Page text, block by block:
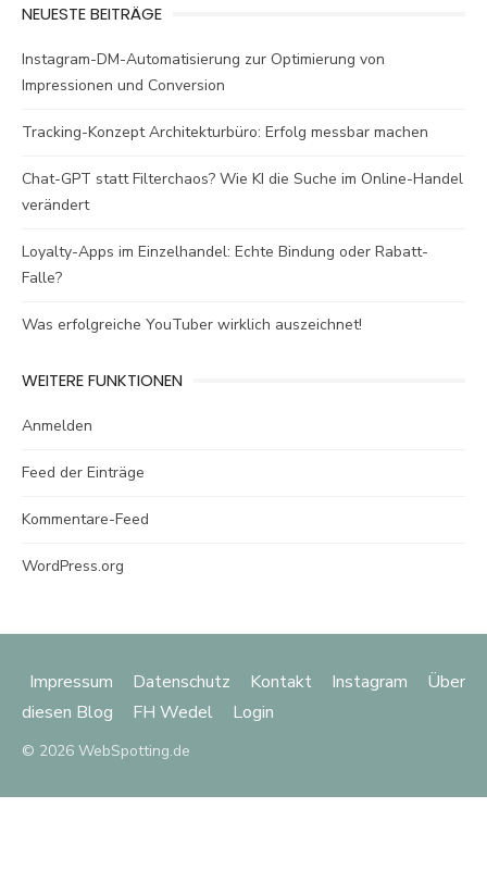
NEUESTE BEITRÄGE
Instagram-DM-Automatisierung zur Optimierung von
Impressionen und Conversion
Tracking-Konzept Architekturbüro: Erfolg messbar machen
Chat-GPT statt Filterchaos? Wie KI die Suche im Online-Handel
verändert
Loyalty-Apps im Einzelhandel: Echte Bindung oder Rabatt-
Falle?
Was erfolgreiche YouTuber wirklich auszeichnet!
WEITERE FUNKTIONEN
Anmelden
Feed der Einträge
Kommentare-Feed
WordPress.org
Impressum Datenschutz Kontakt Instagram
Über
diesen Blog
FH Wedel Login
© 2026 WebSpotting.de